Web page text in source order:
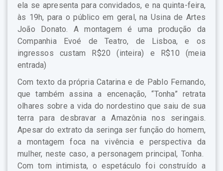
ela se apresenta para convidados, e na quinta-feira,
às 19h, para o público em geral, na Usina de Artes
João Donato. A montagem é uma produção da
Companhia Evoé de Teatro, de Lisboa, e os
ingressos custam R$20 (inteira) e R$10 (meia
entrada)
Com texto da própria Catarina e de Pablo Fernando,
que também assina a encenação, “Tonha” retrata
olhares sobre a vida do nordestino que saiu de sua
terra para desbravar a Amazônia nos seringais.
Apesar do extrato da seringa ser função do homem,
a montagem foca na vivência e perspectiva da
mulher, neste caso, a personagem principal, Tonha.
Com tom intimista, o espetáculo foi construído a